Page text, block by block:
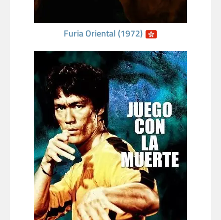
Furia Oriental (1972)